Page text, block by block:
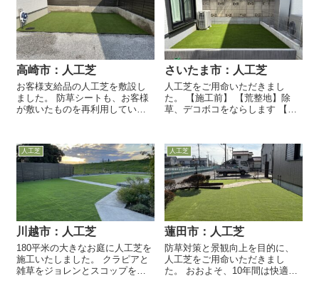
高崎市：人工芝
お客様支給品の人工芝を敷設し
ました。 防草シートも、お客様
が敷いたものを再利用していま
タイプの防...
さいたま市：人工芝
人工芝をご用命いただきまし
た。 【施工前】 【荒整地】除
草、デコボコをならします 【整
レーキを用いて平らにならしま
す 【防草シート敷設...
人工芝
川越市：人工芝
180平米の大きなお庭に人工芝を
施工いたしました。 クラピアと
雑草をジョレンとスコップを使
人工芝
蓮田市：人工芝
防草対策と景観向上を目的に、
人工芝をご用命いただきまし
た。 おおよそ、10年間は快適に